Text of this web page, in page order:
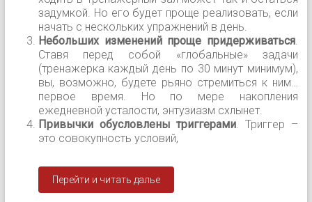
задумкой. Но его будет проще реализовать, если
начать с нескольких упражнений в день.
Небольших изменений проще придерживаться.
Ставя перед собой «глобальные» задачи
(тренажерка каждый день по 30 минут минимум),
вы, возможно, будете рьяно стремиться к ним…
первое время. Но по мере накопления
ежедневной усталости, энтузиазм схлынет.
Привычки обусловлены триггерами. Триггер –
это совокупность условий,
Перейти и читать далье